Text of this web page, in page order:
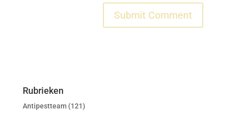
Rubrieken
Antipestteam(121)